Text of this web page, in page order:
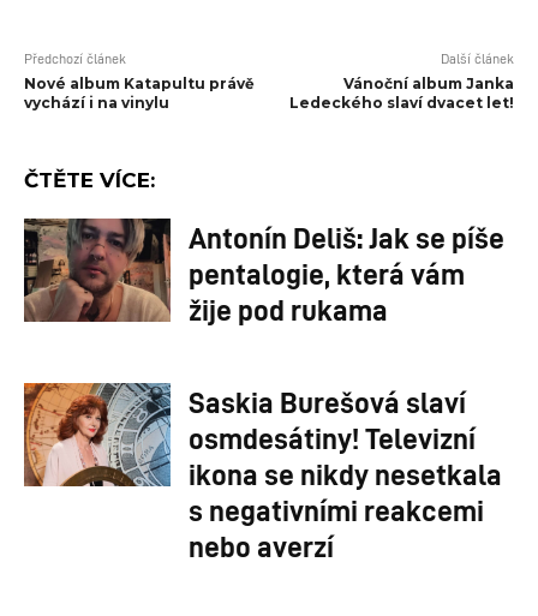
Předchozí článek
Nové album Katapultu právě
vychází i na vinylu
Další článek
Vánoční album Janka
Ledeckého slaví dvacet let!
ČTĚTE VÍCE:
Antonín Deliš: Jak se píše
pentalogie, která vám
žije pod rukama
Saskia Burešová slaví
osmdesátiny! Televizní
ikona se nikdy nesetkala
s negativními reakcemi
nebo averzí